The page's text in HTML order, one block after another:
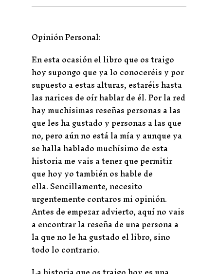
Opinión Personal:
En esta ocasión el libro que os traigo
hoy supongo que ya lo conoceréis y por
supuesto a estas alturas, estaréis hasta
las narices de oír hablar de él. Por la red
hay muchísimas reseñas personas a las
que les ha gustado y personas a las que
no, pero aún no está la mía y aunque ya
se halla hablado muchísimo de esta
historia me vais a tener que permitir
que hoy yo también os hable de
ella. Sencillamente, necesito
urgentemente contaros mi opinión.
Antes de empezar advierto, aquí no vais
a encontrar la reseña de una persona a
la que no le ha gustado el libro, sino
todo lo contrario.